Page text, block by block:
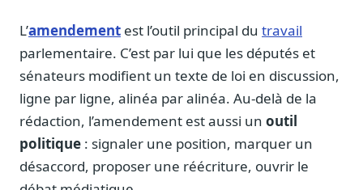
Exports & livrables
Notes, briefings, tableaux de bord
Parcours, mandats, prises de position
Registre HATVP
Cartographier l'influence sur un dossier
L’amendement est l’outil principal du travail
parlementaire. C’est par lui que les députés et
sénateurs modifient un texte de loi en discussion,
ligne par ligne, alinéa par alinéa. Au-delà de la
rédaction, l’amendement est aussi un outil
politique : signaler une position, marquer un
désaccord, proposer une réécriture, ouvrir le